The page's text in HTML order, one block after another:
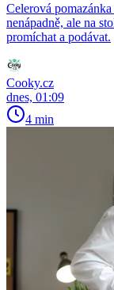
Celerová
nenápadně, ale na
promíchat a podávat.
Cooky.cz
dnes, 01:09
4 min